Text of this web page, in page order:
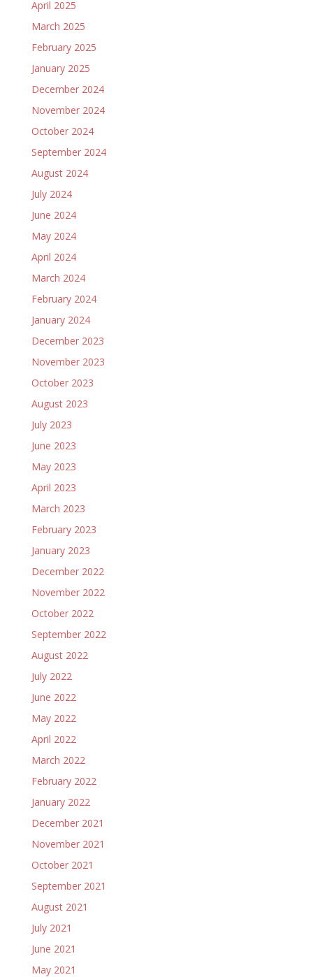
April 2025
March 2025
February 2025
January 2025
December 2024
November 2024
October 2024
September 2024
August 2024
July 2024
June 2024
May 2024
April 2024
March 2024
February 2024
January 2024
December 2023
November 2023
October 2023
August 2023
July 2023
June 2023
May 2023
April 2023
March 2023
February 2023
January 2023
December 2022
November 2022
October 2022
September 2022
August 2022
July 2022
June 2022
May 2022
April 2022
March 2022
February 2022
January 2022
December 2021
November 2021
October 2021
September 2021
August 2021
July 2021
June 2021
May 2021